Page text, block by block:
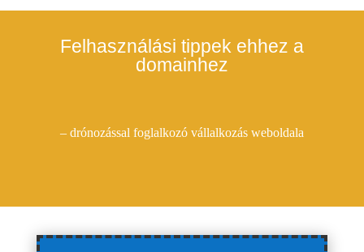
Felhasználási tippek ehhez a
domainhez
– drónozással foglalkozó vállalkozás weboldala